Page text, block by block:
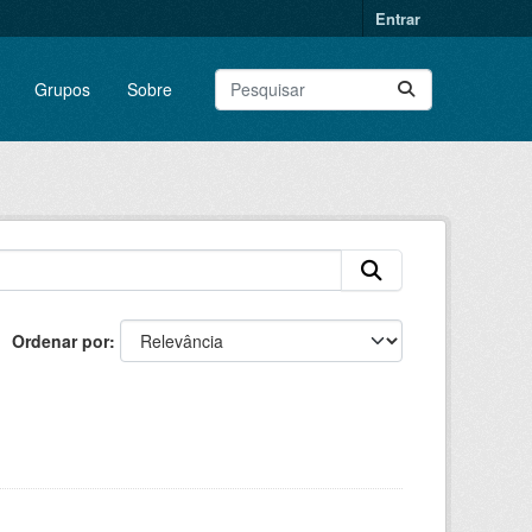
Entrar
Grupos Sobre
Ordenar por